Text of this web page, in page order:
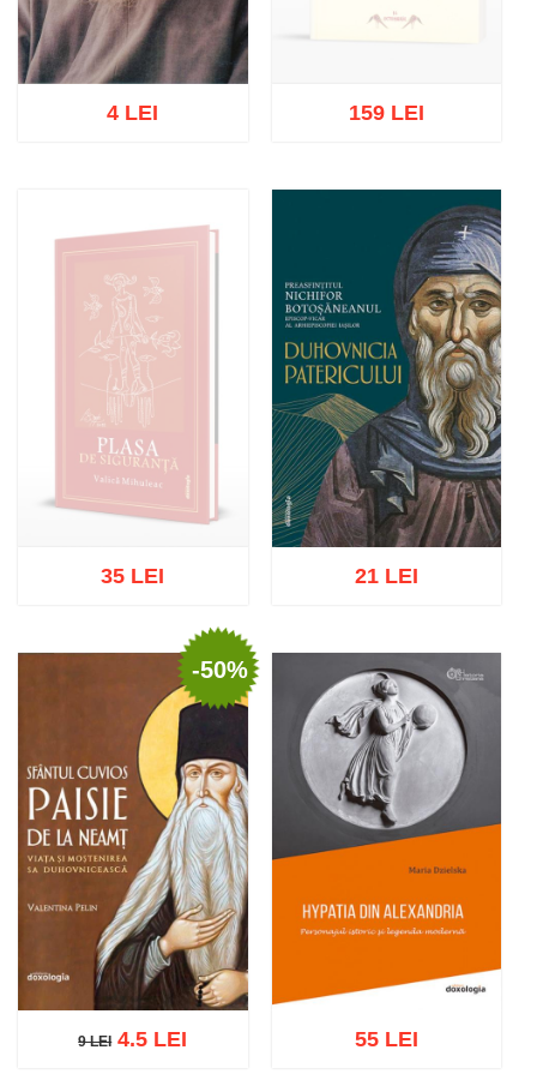
4 LEI
Stoc epuizat
159 LEI
Stoc epuizat
35 LEI
Adaugă în coș Wishlist
21 LEI
-50%
9 LEI
9 LEI4.5 LEI 55 LEI